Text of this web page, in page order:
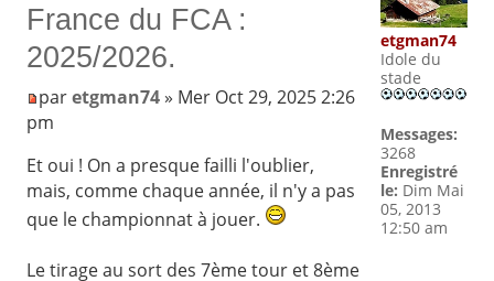
France du FCA :
2025/2026.
paretgman74» Mer Oct 29, 2025 2:26
pm
Et oui ! On a presque failli l'oublier,
mais, comme chaque année, il n'y a pas
que le championnat à jouer.
Le tirage au sort des 7ème tour et 8ème
etgman74
Idole du
stade
Messages:
3268
Enregistré
le: Dim Mai
05, 2013
12:50 am